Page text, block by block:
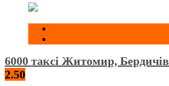
6000 таксі Житомир, Бердичів
2.50